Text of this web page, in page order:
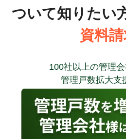
ついて知りたい
資料
100社以上の管理
管理戸数拡大支